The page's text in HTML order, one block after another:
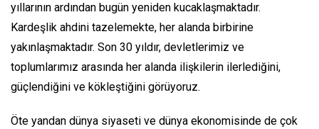
yıllarının ardından bugün yeniden kucaklaşmaktadır.
Kardeşlik ahdini tazelemekte, her alanda birbirine
yakınlaşmaktadır. Son 30 yıldır, devletlerimiz ve
toplumlarımız arasında her alanda ilişkilerin ilerlediğini,
güçlendiğini ve kökleştiğini görüyoruz.
Öte yandan dünya siyaseti ve dünya ekonomisinde de çok